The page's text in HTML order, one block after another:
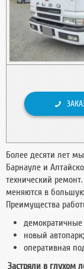
Более десяти лет
Барнауле и
технический
меняются в большую
Преимущества
демократичные
новый автопарк;
оперативная
Застряли в глухом